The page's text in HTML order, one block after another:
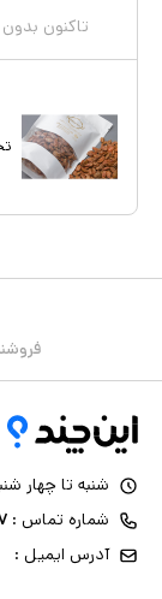
تاکنون بدون
شنبه تا چهار شنبه از ۹ الی ۱۷ ، پنج
شماره تماس :
آدرس ایمیل :